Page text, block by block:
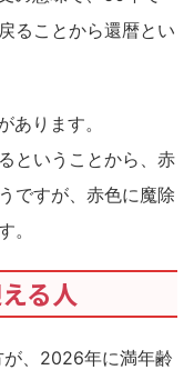
ることから還暦とい
ります。
ということから、赤
ですが、赤色に魔除
。
る人
、2026年に満年齢